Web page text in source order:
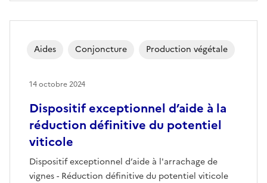
Dispositif exceptionnel d’aide à la
réduction définitive du potentiel
viticole
Dispositif exceptionnel d’aide à l'arrachage de
vignes - Réduction définitive du potentiel viticole
Aides Conjoncture Production végétale
14 octobre 2024